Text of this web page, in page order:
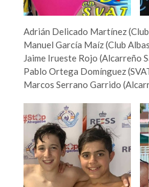
Adrián Delicado Martínez
Manuel García Maíz (Club
Jaime Irueste Rojo (Alcarreño
Pablo Ortega Domínguez
Marcos Serrano Garrido